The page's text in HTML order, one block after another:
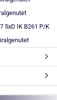
5xD IK B261 P/K